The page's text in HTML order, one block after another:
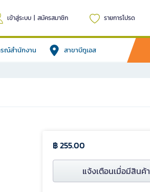
เข้าสู่ระบบ | สมัครสมาชิก รายการโปรด
รณ์สำนักงาน สาขาบีทูเอส
฿ 255.00
แจ้งเตือนเมื่อมีสินค้า